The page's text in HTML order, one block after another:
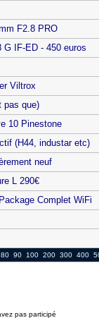
F2.8 PRO
IF-ED - 450 euros
Viltrox
pas que)
10 Pinestone
(H44, industar etc)
neuf
L 290€
Complet WiFi
80 90 100 200 300 400
pas participé